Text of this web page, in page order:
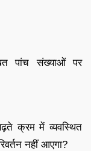
पांच संख्याओं पर
क्रम में व्यवस्थित
नहीं आएगा?